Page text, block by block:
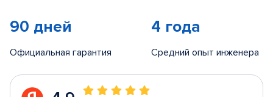
90 дней
Официальная гарантия
4 года
Средний опыт инженера